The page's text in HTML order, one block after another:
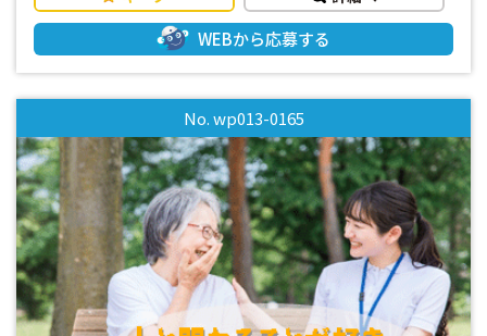
WEBから応募する
No. wp013-0165